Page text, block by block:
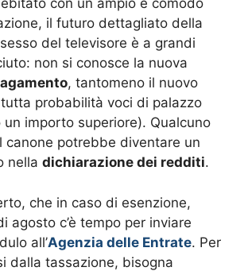
con un ampio e comodo
il futuro dettagliato della
del televisore è a grandi
non si conosce la nuova
, tantomeno il nuovo
probabilità voci di palazzo
un importo superiore). Qualcuno
canone potrebbe diventare un
nella dichiarazione dei redditi.
che in caso di esenzione,
agosto c’è tempo per inviare
all’Agenzia delle Entrate. Per
dalla tassazione, bisogna